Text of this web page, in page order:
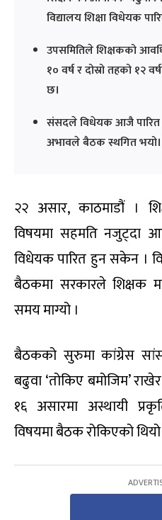
विद्यालय शिक्षा विधेयक
उपसमितिले शिक्षकको
१० वर्ष र दोस्रो तहको १२
छ।
संसदले विधेयक आजै पारित
अभावले बैठक स्थगित भयो।
२२ असार, काठमाडौं ।
विषयमा सहमति नजुट्दा
विधेयक पारित हुन सकेन ।
बैठकमा सरकारले शिक्षक
समय माग्यो ।
बैठकको सुरुमा कांग्रेस
बढुवा ‘तोकिए बमोजिम’
१६ असारमा अस्थायी
विषयमा बैठक रोकिएको थियो